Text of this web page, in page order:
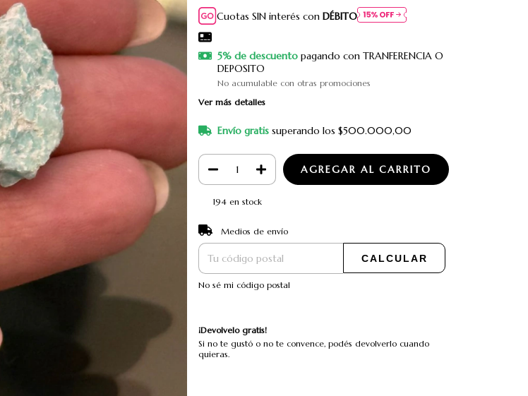
Cuotas SIN interés conDÉBITO
5% de descuentopagando con TRANFERENCIA O
DEPOSITO
No acumulable con otras promociones
Ver más detalles
Envío gratis superando los $500.000,00
194en stock
Entregas para el CP:
Medios de envío
CALCULAR
No sé mi código postal
¡Devolvelo gratis!
Si no te gustó o no te convence, podés devolverlo cuando
quieras.